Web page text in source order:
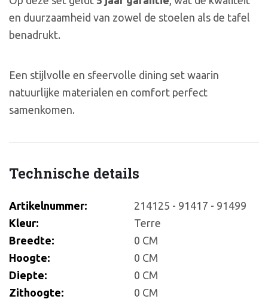
en duurzaamheid van zowel de stoelen als de tafel
benadrukt.
Een stijlvolle en sfeervolle dining set waarin
natuurlijke materialen en comfort perfect
samenkomen.
Technische details
Artikelnummer:
214125 - 91417 - 91499
Kleur:
Terre
Breedte:
0 CM
Hoogte:
0 CM
Diepte:
0 CM
Zithoogte:
0 CM